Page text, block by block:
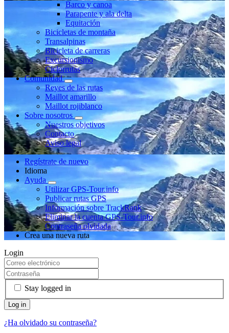
Barco y canoa
Parapente y ala delta
Equitación
Bicicletas de montaña
Transalpinas
Bicicleta de carreras
Excursionismo
Ciclorrutas
Comunidad
Reyes de las rutas
Maillot amarillo
Maillot rojiblanco
Sobre nosotros
Nuestros objetivos
Contacto
Aviso legal
Regístrate de nuevo
Idioma
Ayuda
Utilizar GPS-Tour.info
Publicar rutas GPS
Información sobre TrackRank
Eliminar la cuenta GPS-Tour.info
Contraseña olvidada
Crea una nueva ruta
Login
Stay logged in
¿Ha olvidado su contraseña?